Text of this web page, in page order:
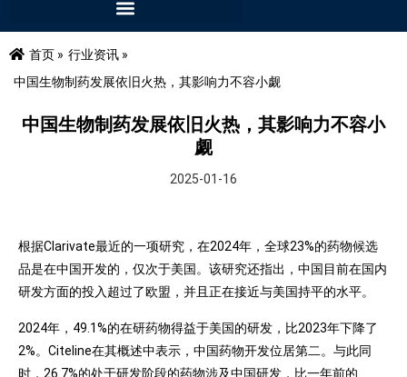
首页 » 行业资讯 »
中国生物制药发展依旧火热，其影响力不容小觑
中国生物制药发展依旧火热，其影响力不容小
觑
2025-01-16
根据Clarivate最近的一项研究，在2024年，全球23%的药物候选
品是在中国开发的，仅次于美国。该研究还指出，中国目前在国内
研发方面的投入超过了欧盟，并且正在接近与美国持平的水平。
2024年，49.1%的在研药物得益于美国的研发，比2023年下降了
2%。Citeline在其概述中表示，中国药物开发位居第二。与此同
时，26.7%的处于研发阶段的药物涉及中国研发，比一年前的